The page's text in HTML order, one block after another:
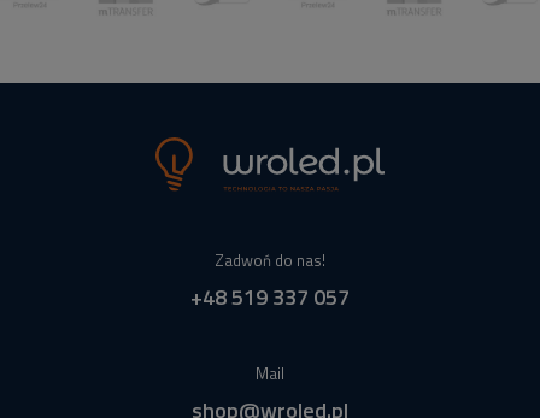
Zadwoń do nas!
+48 519 337 057
Mail
shop@wroled.pl